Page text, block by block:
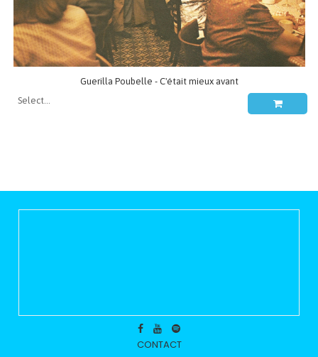
Guerilla Poubelle - C'était mieux avant
CONTACT